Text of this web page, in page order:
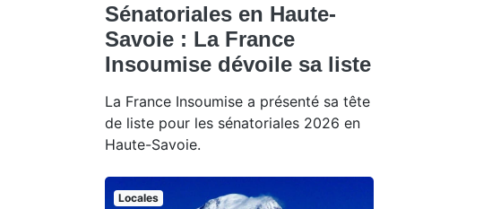
Sénatoriales en Haute-
Savoie : La France
Insoumise dévoile sa liste
La France Insoumise a présenté sa tête
de liste pour les sénatoriales 2026 en
Haute-Savoie.
Locales